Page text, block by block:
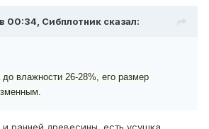
00:34, Сибплотник сказал:
влажности 26-28%, его размер